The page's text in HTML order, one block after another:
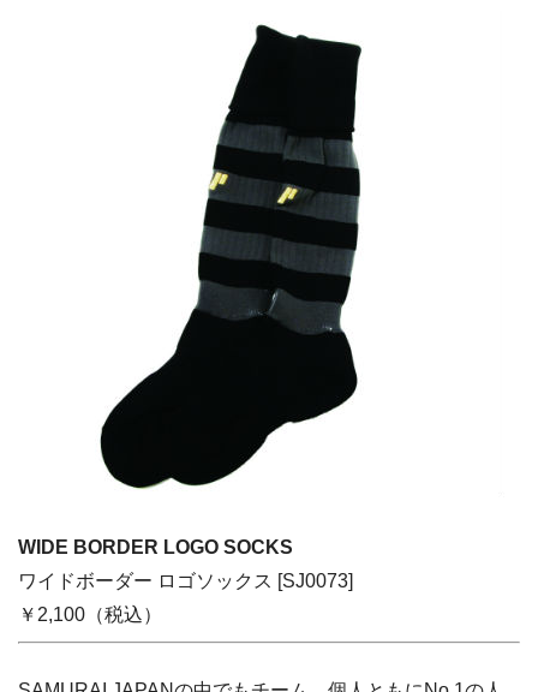
WIDE BORDER LOGO SOCKS
ワイドボーダー ロゴソックス [SJ0073]
￥2,100（税込）